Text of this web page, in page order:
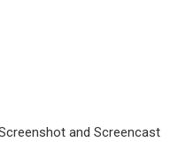
and Screencast